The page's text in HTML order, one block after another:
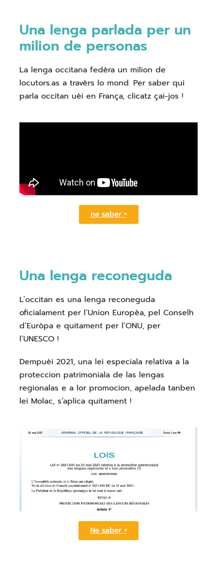
Una lenga parlada per un
milion de personas
La lenga occitana fedèra un milion de
locutors.as a travèrs lo mond. Per saber qui
parla occitan uèi en França, clicatz çai-jos !
ne saber +
Una lenga reconeguda
L’occitan es una lenga reconeguda
oficialament per l’Union Europèa, pel Conselh
d’Euròpa e quitament per l’ONU, per
l’UNESCO !
Dempuèi 2021, una lei especiala relativa a la
proteccion patrimoniala de las lengas
regionalas e a lor promocion, apelada tanben
lei Molac, s’aplica quitament !
Ne saber +